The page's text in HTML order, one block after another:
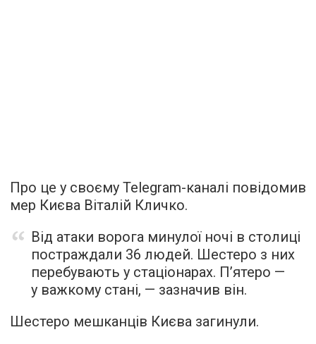
Про це у своєму Telegram-каналі повідомив
мер Києва Віталій Кличко.
Від атаки ворога минулої ночі в столиці
постраждали 36 людей. Шестеро з них
перебувають у стаціонарах. Пʼятеро —
у важкому стані, — зазначив він.
Шестеро мешканців Києва загинули.